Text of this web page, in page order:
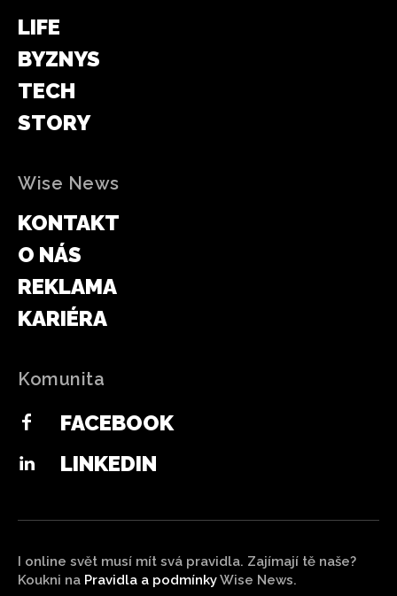
LIFE
BYZNYS
TECH
STORY
Wise News
KONTAKT
O NÁS
REKLAMA
KARIÉRA
Komunita
FACEBOOK
LINKEDIN
I online svět musí mít svá pravidla. Zajímají tě naše?
Koukni na Pravidla a podmínkyWise News.